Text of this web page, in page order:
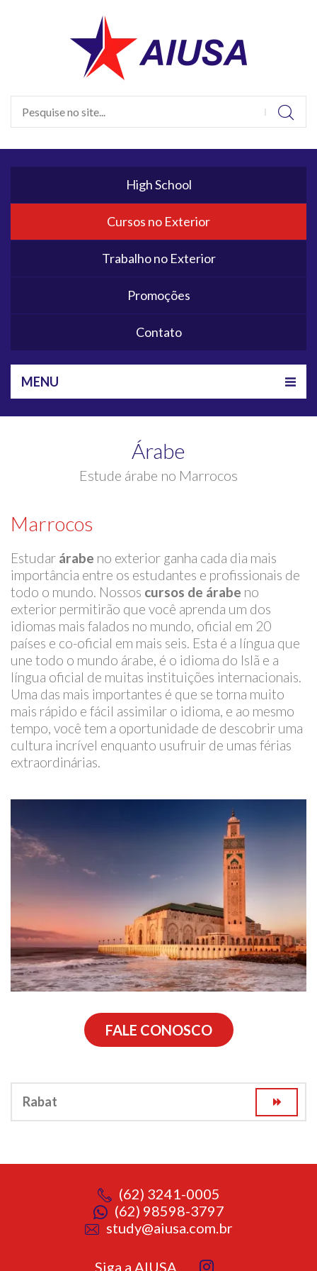
High School
Cursos no Exterior
Trabalho no Exterior
Promoções
Contato
MENU
Árabe
Estude árabe no Marrocos
Marrocos
Estudar árabe no exterior ganha cada dia mais
importância entre os estudantes e profissionais de
todo o mundo. Nossos cursos de árabe no
exterior permitirão que você aprenda um dos
idiomas mais falados no mundo, oficial em 20
países e co-oficial em mais seis. Esta é a língua que
une todo o mundo árabe, é o idioma do Islã e a
língua oficial de muitas instituições internacionais.
Uma das mais importantes é que se torna muito
mais rápido e fácil assimilar o idioma, e ao mesmo
tempo, você tem a oportunidade de descobrir uma
cultura incrível enquanto usufruir de umas férias
extraordinárias.
FALE CONOSCO
Rabat
(62) 3241-0005
(62) 98598-3797
study@aiusa.com.br
Siga a AIUSA